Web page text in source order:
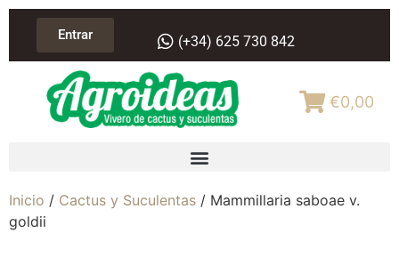
Entrar (+34) 625 730 842
€0,00
Inicio / Cactus y Suculentas / Mammillaria saboae v.
goldii